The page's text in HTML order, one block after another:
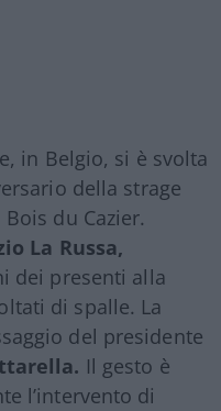
in Belgio, si è svolta
della strage
du Cazier.
La Russa,
dei presenti alla
di spalle. La
del presidente
Il gesto è
l’intervento di